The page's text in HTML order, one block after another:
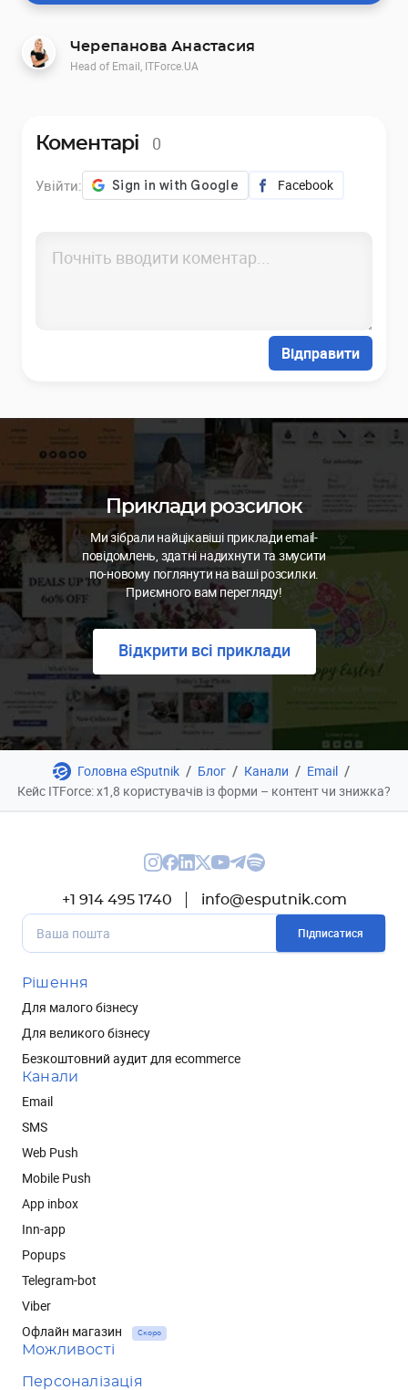
Черепанова Анастасия
Head of Email, ITForce.UA
Коментарі 0
Увійти: Facebook
Відправити
Приклади розсилок
Ми зібрали найцікавіші приклади email-
повідомлень, здатні надихнути та змусити
по-новому поглянути на ваші розсилки.
Приємного вам перегляду!
Відкрити всі приклади
Головна eSputnik / Блог / Канали / Email /
Кейс ITForce: х1,8 користувачів із форми – контент чи знижка?
+1 914 495 1740 info@esputnik.com
Підписатися
Рішення
Для малого бізнесу
Для великого бізнесу
Безкоштовний аудит для ecommerce
Канали
Email
SMS
Web Push
Mobile Push
App inbox
Inn-app
Popups
Telegram-bot
Viber
Офлайн магазин
Скоро
Можливості
Персоналізація